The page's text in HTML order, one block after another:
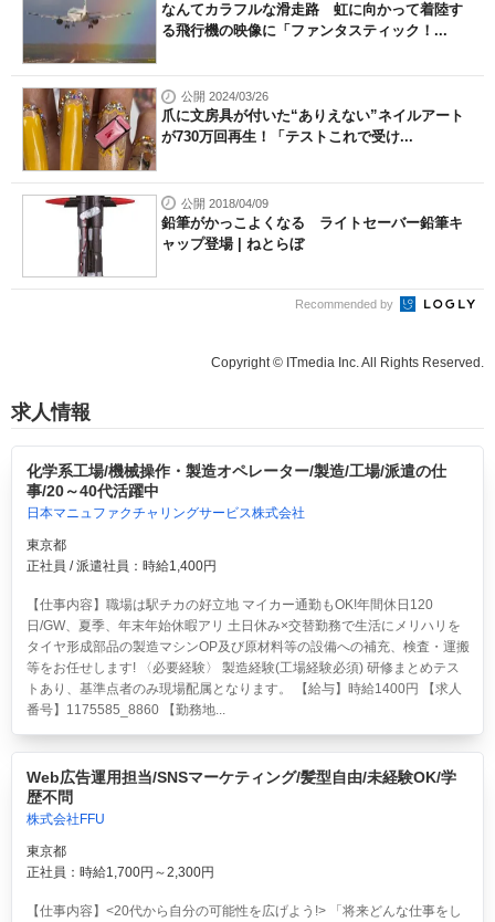
なんてカラフルな滑走路 虹に向かって着陸す
る飛行機の映像に「ファンタスティック！...
公開 2024/03/26
爪に文房具が付いた“ありえない”ネイルアート
が730万回再生！「テストこれで受け...
公開 2018/04/09
鉛筆がかっこよくなる ライトセーバー鉛筆キ
ャップ登場 | ねとらぼ
Recommended by
Copyright © ITmedia Inc. All Rights Reserved.
求人情報
化学系工場/機械操作・製造オペレーター/製造/工場/派遣の仕
事/20～40代活躍中
日本マニュファクチャリングサービス株式会社
東京都
正社員 / 派遣社員：時給1,400円
【仕事内容】職場は駅チカの好立地 マイカー通勤もOK!年間休日120
日/GW、夏季、年末年始休暇アリ 土日休み×交替勤務で生活にメリハリを
タイヤ形成部品の製造マシンOP及び原材料等の設備への補充、検査・運搬
等をお任せします! 〈必要経験〉 製造経験(工場経験必須) 研修まとめテス
トあり、基準点者のみ現場配属となります。 【給与】時給1400円 【求人
番号】1175585_8860 【勤務地...
Web広告運用担当/SNSマーケティング/髪型自由/未経験OK/学
歴不問
株式会社FFU
東京都
正社員：時給1,700円～2,300円
【仕事内容】<20代から自分の可能性を広げよう!> 「将来どんな仕事をし